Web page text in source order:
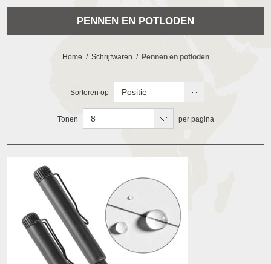
PENNEN EN POTLODEN
Home / Schrijfwaren / Pennen en potloden
Sorteren op Positie
Tonen 8 per pagina